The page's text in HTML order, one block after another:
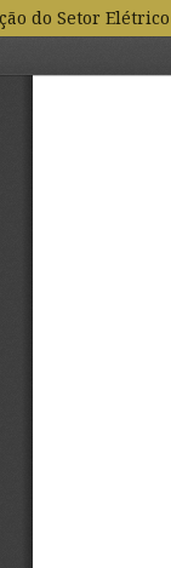
do Setor Elétrico